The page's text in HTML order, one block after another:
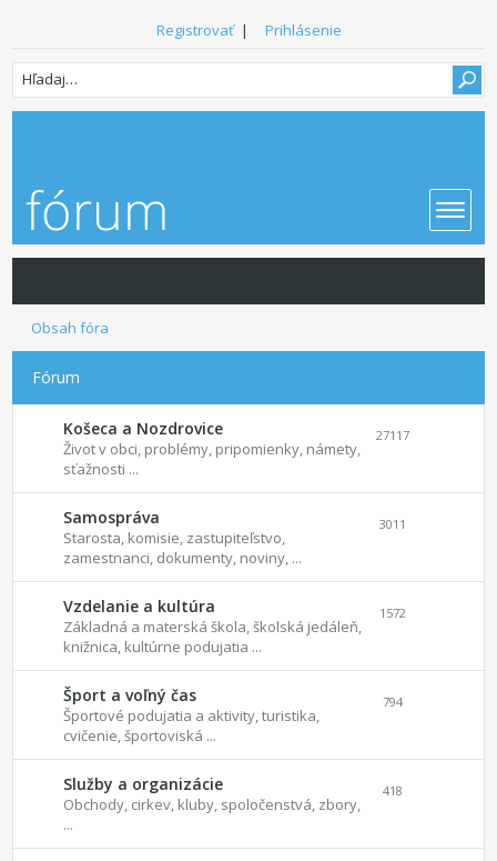
Registrovať| Prihlásenie
Obsah fóra
Fórum
Košeca a Nozdrovice
Život v obci, problémy, pripomienky, námety,
sťažnosti ...
27117
Samospráva
Starosta, komisie, zastupiteľstvo,
zamestnanci, dokumenty, noviny, ...
3011
Vzdelanie a kultúra
Základná a materská škola, školská jedáleň,
knižnica, kultúrne podujatia ...
1572
Šport a voľný čas
Športové podujatia a aktivity, turistika,
cvičenie, športoviská ...
794
Služby a organizácie
Obchody, cirkev, kluby, spoločenstvá, zbory,
...
418